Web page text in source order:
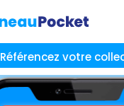
Référencez votre